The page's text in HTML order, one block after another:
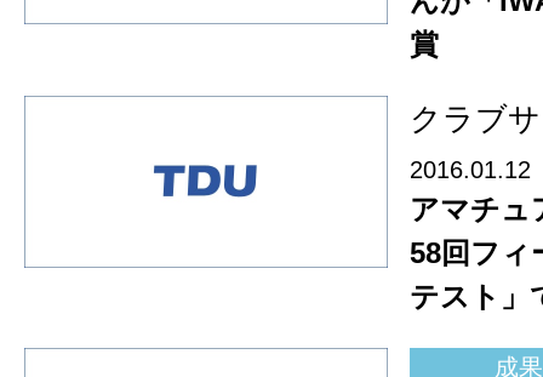
賞
クラブ
2016.01.12
アマチュ
58回フィ
テスト」
成果